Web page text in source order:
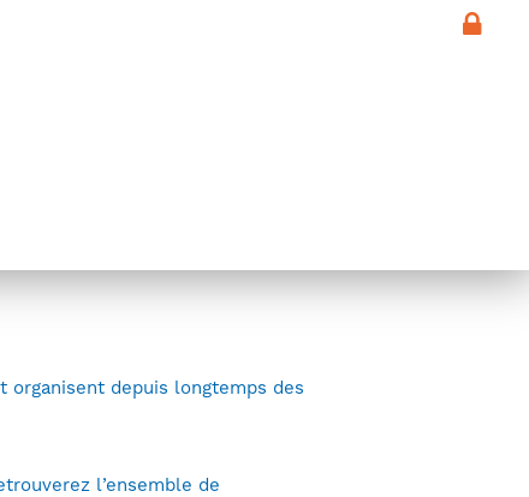
organisent depuis longtemps des
l’ensemble de